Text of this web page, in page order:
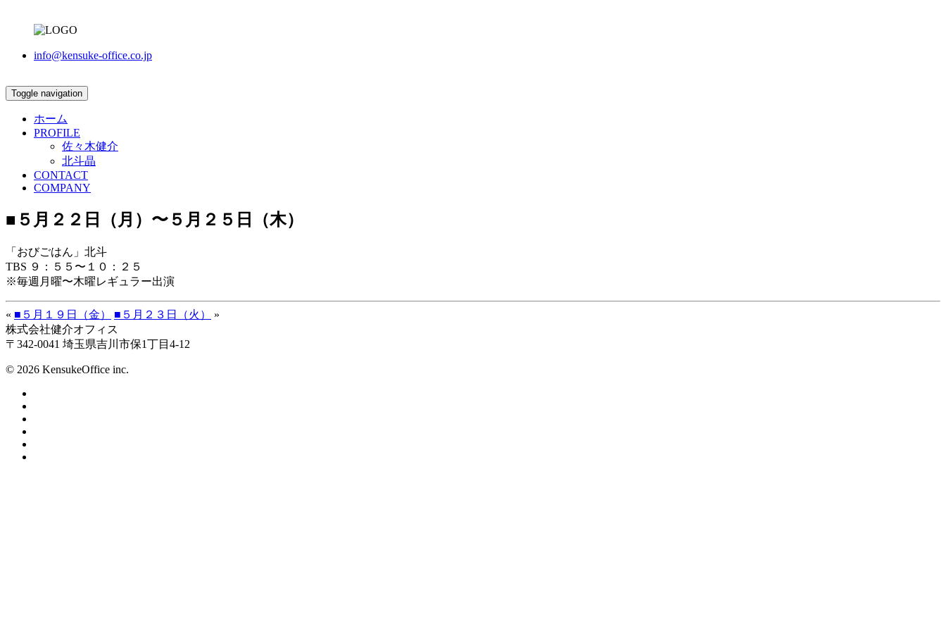
info@kensuke-office.co.jp
Toggle navigation
ホーム
PROFILE
佐々木健介
北斗晶
CONTACT
COMPANY
■５月２２日（月）〜５月２５日（木）
「おびごはん」北斗
TBS ９：５５〜１０：２５
※毎週月曜〜木曜レギュラー出演
« ■５月１９日（金） ■５月２３日（火）
»
株式会社健介オフィス
〒342-0041 埼玉県吉川市保1丁目4-12
© 2026 KensukeOffice inc.